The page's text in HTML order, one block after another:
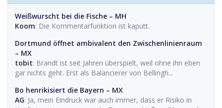
Weißwurscht bei die Fische – MH
Koom: Die Kommentarfunktion ist kaputt.
Dortmund öffnet ambivalent den Zwischenlinienraum
– MX
tobit: Brandt ist seit Jahren überspielt, weil ohne ihn eben
gar nichts geht. Erst als Balancierer von Bellingh...
Bo henrikisiert die Bayern – MX
AG: Ja, mein Eindruck war auch immer, dass er Risiko in